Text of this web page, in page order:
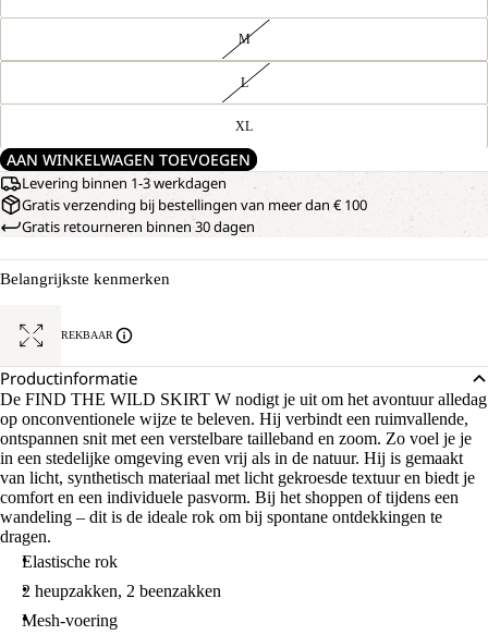
M
L
XL
AAN WINKELWAGEN TOEVOEGEN
Levering binnen 1-3 werkdagen
Gratis verzending bij bestellingen van meer dan € 100
Gratis retourneren binnen 30 dagen
Belangrijkste kenmerken
REKBAAR
Productinformatie
De FIND THE WILD SKIRT W nodigt je uit om het avontuur alledag
op onconventionele wijze te beleven. Hij verbindt een ruimvallende,
ontspannen snit met een verstelbare tailleband en zoom. Zo voel je je
in een stedelijke omgeving even vrij als in de natuur. Hij is gemaakt
van licht, synthetisch materiaal met licht gekroesde textuur en biedt je
comfort en een individuele pasvorm. Bij het shoppen of tijdens een
wandeling – dit is de ideale rok om bij spontane ontdekkingen te
dragen.
Elastische rok
2 heupzakken, 2 beenzakken
Mesh-voering